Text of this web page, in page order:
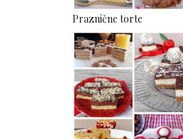
Praznične torte